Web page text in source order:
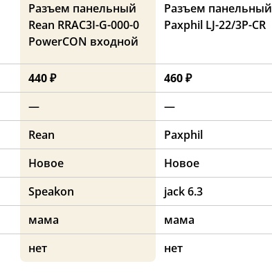
Разъем панельный
Rean RRAC3I-G-000-0
PowerCON входной
Разъем панельный
Paxphil LJ-22/3P-CR
440 ₽ 460 ₽
— —
Rean Paxphil
Новое Новое
Speakon jack 6.3
мама мама
нет нет